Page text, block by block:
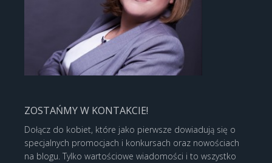
ZOSTAŃMY W KONTAKCIE!
Dołącz do kobiet, które jako pierwsze dowiadują się o
specjalnych promocjach i konkursach oraz nowościach
na blogu. Tylko wartościowe wiadomości i to wszystko